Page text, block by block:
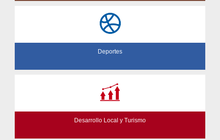
Deportes
Desarrollo Local y Turismo